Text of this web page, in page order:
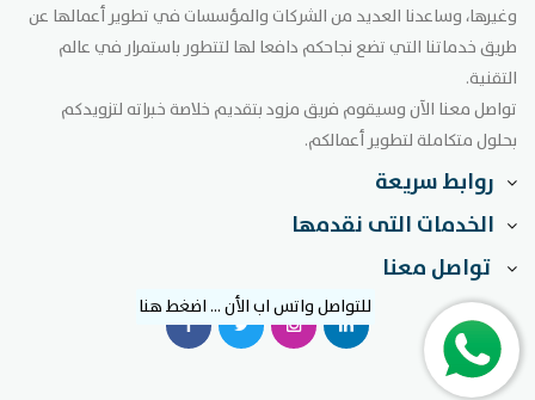
وغيرها، وساعدنا العديد من الشركات والمؤسسات في تطوير أعمالها عن
طريق خدماتنا التي تضع نجاحكم دافعا لها لتتطور باستمرار في عالم
التقنية.
تواصل معنا الآن وسيقوم فريق مزود بتقديم خلاصة خبراته لتزويدكم
بحلول متكاملة لتطوير أعمالكم.
روابط سريعة
الخدمات التى نقدمها
تواصل معنا
للتواصل واتس اب الأن ... اضغط هنا